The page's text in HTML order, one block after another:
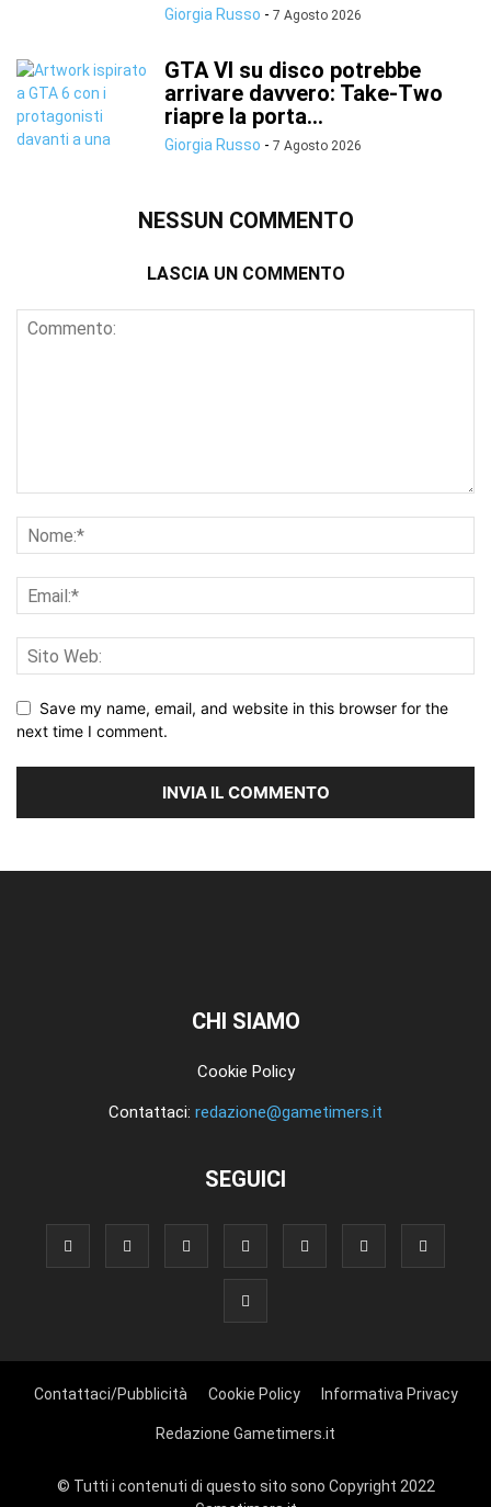
Giorgia Russo - 7 Agosto 2026
GTA VI su disco potrebbe
arrivare davvero: Take-Two
riapre la porta...
Giorgia Russo - 7 Agosto 2026
NESSUN COMMENTO
LASCIA UN COMMENTO
Save my name, email, and website in this browser for the
next time I comment.
CHI SIAMO
Cookie Policy
Contattaci: redazione@gametimers.it
SEGUICI
Contattaci/Pubblicità Cookie Policy Informativa Privacy
Redazione Gametimers.it
© Tutti i contenuti di questo sito sono Copyright 2022